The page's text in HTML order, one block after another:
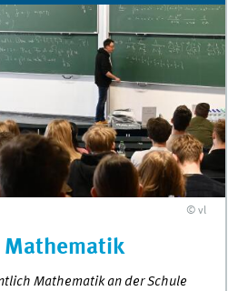
© vl
Mathematik
Mathematik an der Schule